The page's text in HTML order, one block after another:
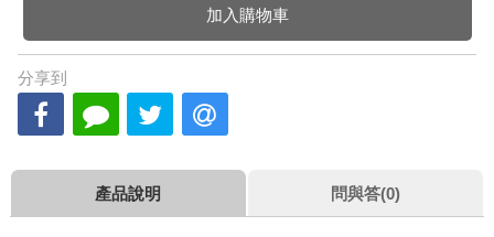
加入購物車
分享到
產品說明 問與答(0)